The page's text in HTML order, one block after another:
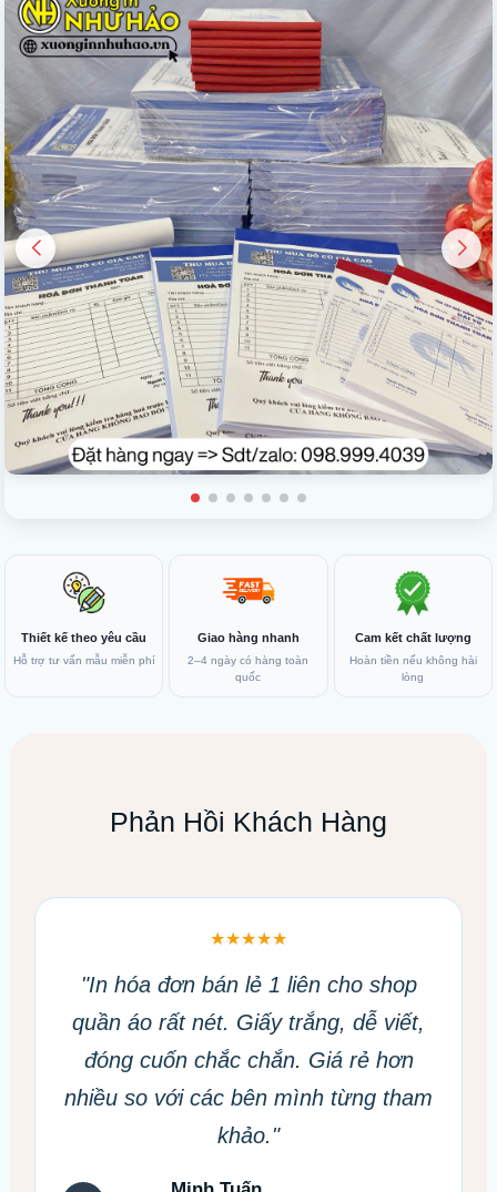
Thiết kế theo yêu cầu
Hỗ trợ tư vấn mẫu miễn phí
Giao hàng nhanh
2–4 ngày có hàng toàn
quốc
Cam kết chất lượng
Hoàn tiền nếu không hài
lòng
Phản Hồi Khách Hàng
★★★★★
"In hóa đơn bán lẻ 1 liên cho shop
quần áo rất nét. Giấy trắng, dễ viết,
đóng cuốn chắc chắn. Giá rẻ hơn
nhiều so với các bên mình từng tham
khảo."